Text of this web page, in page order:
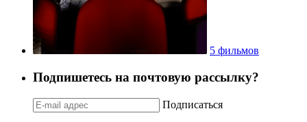
5 фильмов
Подпишетесь на почтовую рассылку?
Подписаться